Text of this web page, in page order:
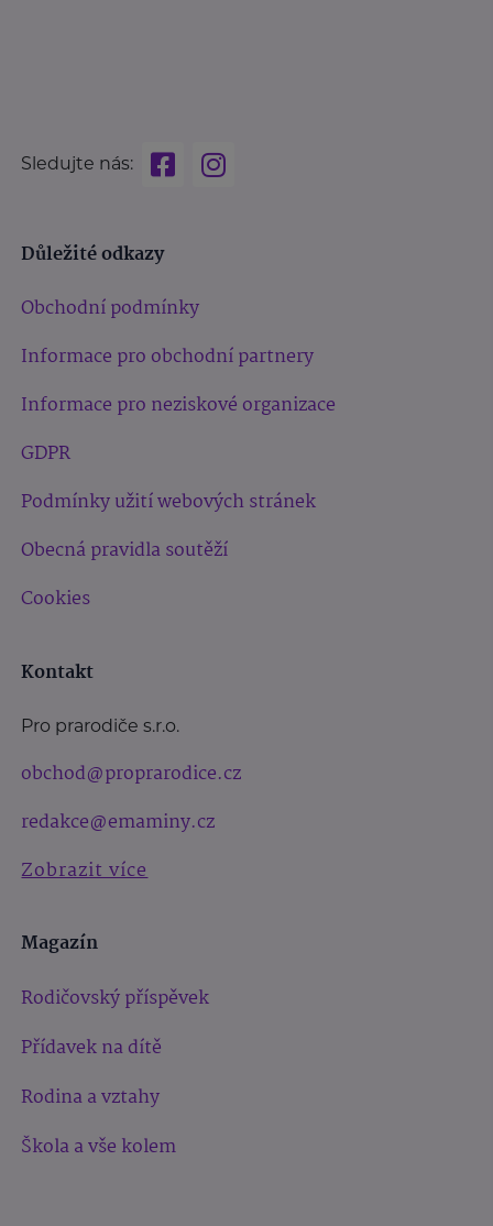
Sledujte nás:
Důležité odkazy
Obchodní podmínky
Informace pro obchodní partnery
Informace pro neziskové organizace
GDPR
Podmínky užití webových stránek
Obecná pravidla soutěží
Cookies
Kontakt
Pro prarodiče s.r.o.
obchod@proprarodice.cz
redakce@emaminy.cz
Zobrazit více
Magazín
Rodičovský příspěvek
Přídavek na dítě
Rodina a vztahy
Škola a vše kolem